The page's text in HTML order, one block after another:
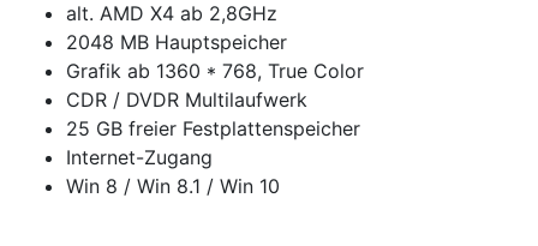
alt. AMD X4 ab 2,8GHz
2048 MB Hauptspeicher
Grafik ab 1360 * 768, True Color
CDR / DVDR Multilaufwerk
25 GB freier Festplattenspeicher
Internet-Zugang
Win 8 / Win 8.1 / Win 10